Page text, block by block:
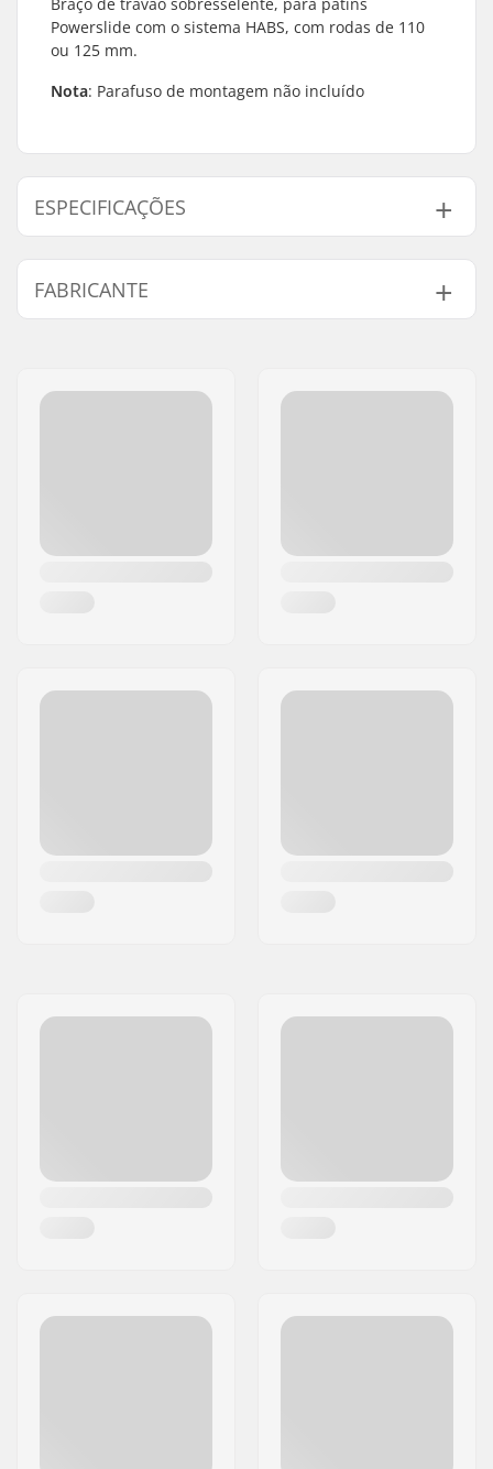
Powerslide com o sistema HABS, com rodas de 110
ou 125 mm.
Nota: Parafuso de montagem não incluído
ESPECIFICAÇÕES
Eixo:
Não incluído
Brake mounting bolt:
FABRICANTE
Endereço:
Esbachgraben 1